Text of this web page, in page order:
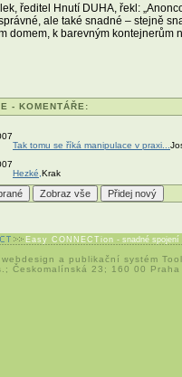
ředitel Hnutí DUHA, řekl:
ale také snadné – stejně
domem, k barevným kontejnerům
- KOMENTÁŘE:
Tak tomu se říká manipulace v praxi...
Hezké, Krak
Easy CONNECTion - snadné
webdesign a publikační systém
Českomalínská 23; 160 00